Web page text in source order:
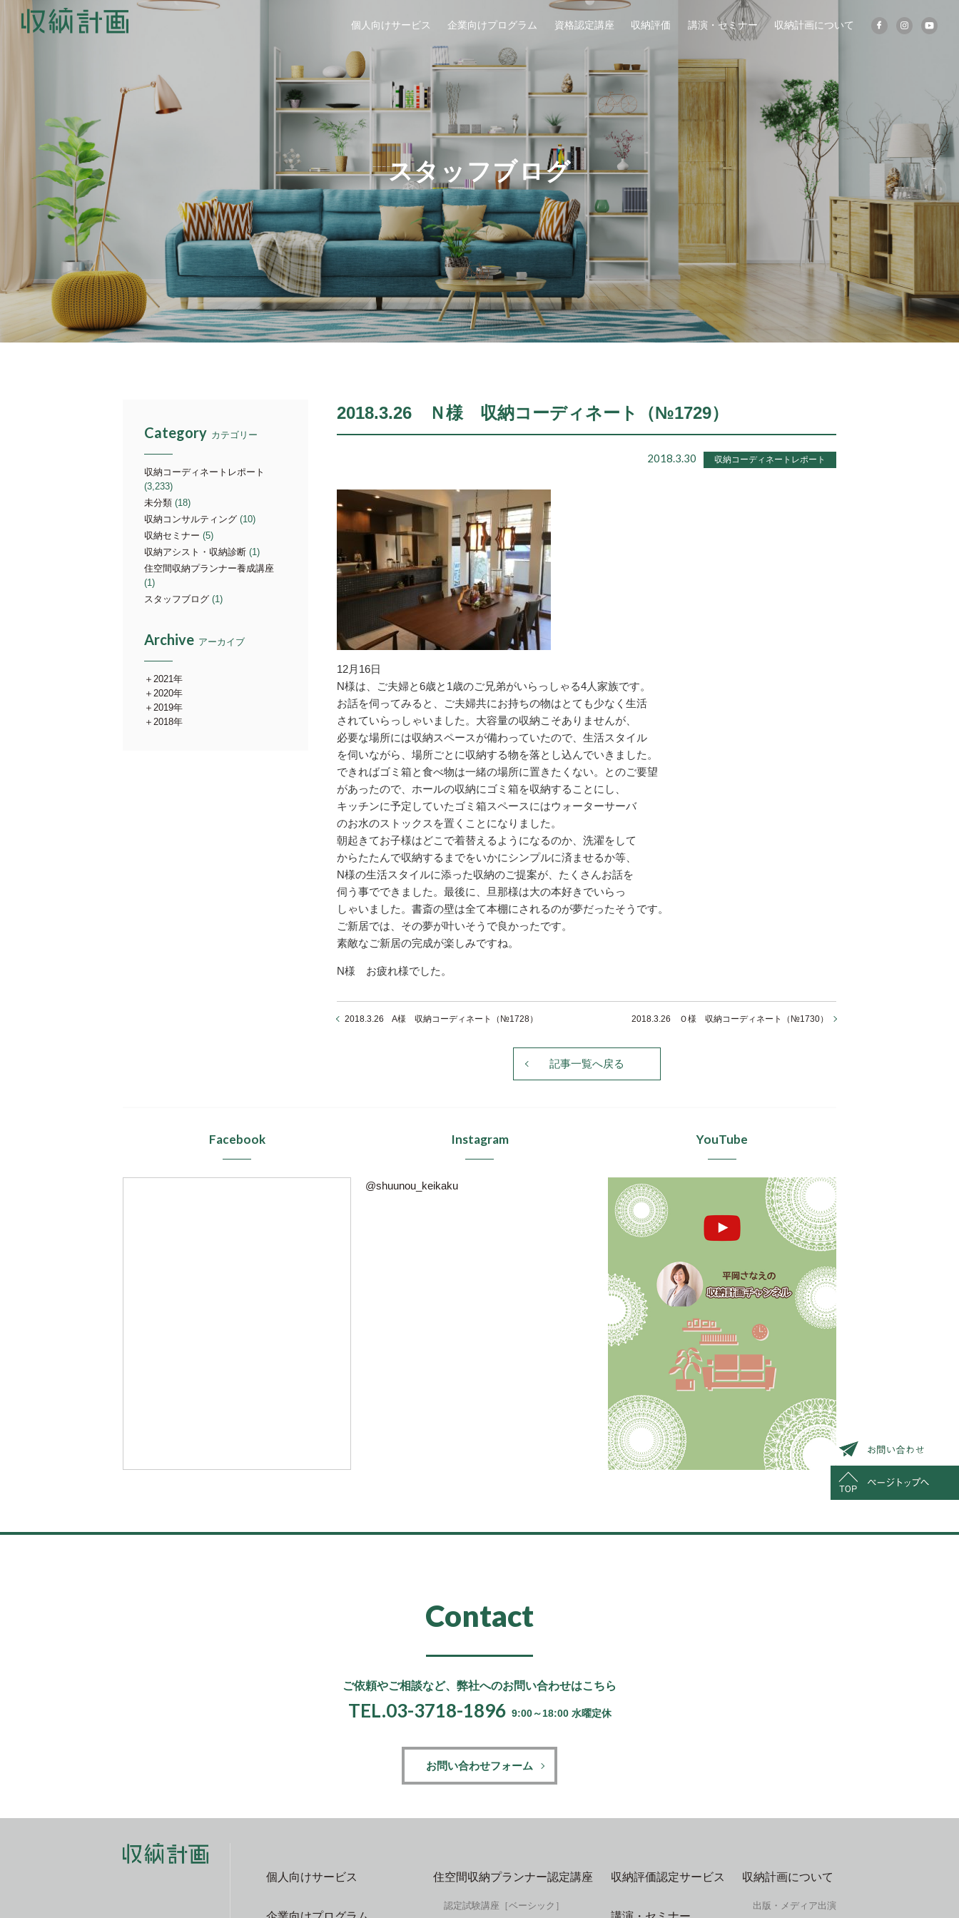
個人向けサービス 企業向けプログラム 資格認定講座 収納評価 講演・セミナー 収納計画について
スタッフブログ
2018.3.26 Ｎ様 収納コーディネート（№1729）
2018.3.30 収納コーディネートレポート
12月16日
N様は、ご夫婦と6歳と1歳のご兄弟がいらっしゃる4人家族です。
お話を伺ってみると、ご夫婦共にお持ちの物はとても少なく生活
されていらっしゃいました。大容量の収納こそありませんが、
必要な場所には収納スペースが備わっていたので、生活スタイル
を伺いながら、場所ごとに収納する物を落とし込んでいきました。
できればゴミ箱と食べ物は一緒の場所に置きたくない。とのご要望
があったので、ホールの収納にゴミ箱を収納することにし、
キッチンに予定していたゴミ箱スペースにはウォーターサーバ
のお水のストックスを置くことになりました。
朝起きてお子様はどこで着替えるようになるのか、洗濯をして
からたたんで収納するまでをいかにシンプルに済ませるか等、
N様の生活スタイルに添った収納のご提案が、たくさんお話を
伺う事でできました。最後に、旦那様は大の本好きでいらっ
しゃいました。書斎の壁は全て本棚にされるのが夢だったそうです。
ご新居では、その夢が叶いそうで良かったです。
素敵なご新居の完成が楽しみですね。
N様 お疲れ様でした。
2018.3.26 A様 収納コーディネート（№1728） 2018.3.26 Ｏ様 収納コーディネート（№1730）
記事一覧へ戻る
Category カテゴリー
収納コーディネートレポート
(3,233)
未分類 (18)
収納コンサルティング (10)
収納セミナー (5)
収納アシスト・収納診断 (1)
住空間収納プランナー養成講座
(1)
スタッフブログ (1)
Archive アーカイブ
2021年
2020年
2019年
2018年
Facebook Instagram
@shuunou_keikaku
YouTube
Contact
ご依頼やご相談など、 弊社へのお問い合わせはこちら
TEL.03-3718-1896 9:00～18:00 水曜定休
お問い合わせフォーム
個人向けサービス 住空間収納プランナー認定講座
認定試験講座［ベーシック］
収納評価認定サービス 収納計画について
出版・メディア出演